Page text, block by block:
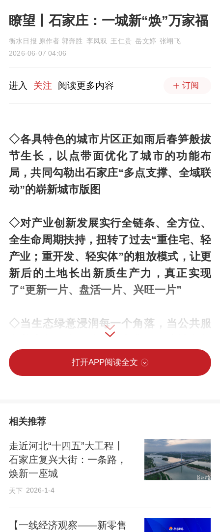
瞭望丨石家庄：一城新“焕”万家福
衡水日报 原作者 郭奔胜 李凤双 王仁贵 岳文婷 张翊飞
2026-06-07 04:06
进入 关注 阅读更多内容 订阅
◇各具特色的城市片区正如雨后春笋般拔
节生长，以点带面优化了城市的功能布
局，共同勾勒出石家庄“多点支撑、全域联
动”的崭新城市版图
◇对产业创新发展实行全链条、全方位、
全生命周期扶持，扭转了过去“重住宅、轻
产业；重开发、轻实体”的粗放模式，让更
新后的土地长出新质生产力，真正实现
了“更新一片、盘活一片、兴旺一片”
◇当生态绿意浸润每一个角落，当公共服
务普惠每一个群体，当文化自信流淌在每
一条街巷，这座城市便拥有了最深厚、最
持久的软实力
当城市发展从大规模增量扩张转向存量提
质增效，如何让一座城市既保有历史温
度，又焕发现代活力？如何让城市空间既
承载产业发展雄心，又安放普通人日常幸
题。
打开APP阅读全文
相关推荐
走近河北“十四五”大工程丨
石家庄复兴大街：一条路，
焕新一座城
天下 2026-1-4
【一线经济观察——新零售